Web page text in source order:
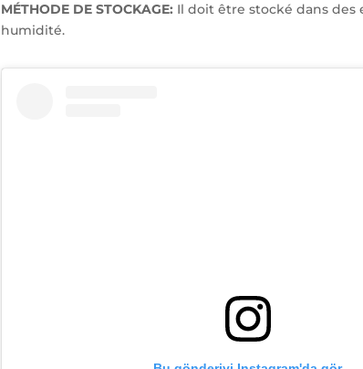
MÉTHODE DE STOCKAGE: Il doit être stocké dans des
humidité.